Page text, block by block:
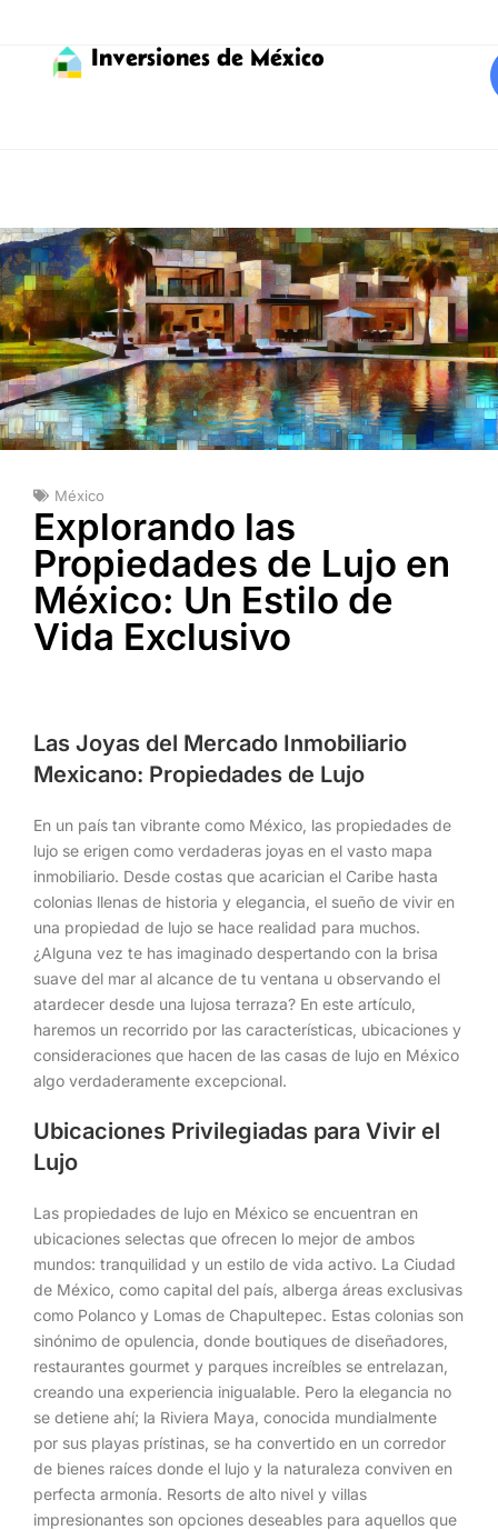
Inversiones de México
México
Explorando las
Propiedades de Lujo en
México: Un Estilo de
Vida Exclusivo
Las Joyas del Mercado Inmobiliario
Mexicano: Propiedades de Lujo
En un país tan vibrante como México, las propiedades de
lujo se erigen como verdaderas joyas en el vasto mapa
inmobiliario. Desde costas que acarician el Caribe hasta
colonias llenas de historia y elegancia, el sueño de vivir en
una propiedad de lujo se hace realidad para muchos.
¿Alguna vez te has imaginado despertando con la brisa
suave del mar al alcance de tu ventana u observando el
atardecer desde una lujosa terraza? En este artículo,
haremos un recorrido por las características, ubicaciones y
consideraciones que hacen de las casas de lujo en México
algo verdaderamente excepcional.
Ubicaciones Privilegiadas para Vivir el
Lujo
Las propiedades de lujo en México se encuentran en
ubicaciones selectas que ofrecen lo mejor de ambos
mundos: tranquilidad y un estilo de vida activo. La Ciudad
de México, como capital del país, alberga áreas exclusivas
como Polanco y Lomas de Chapultepec. Estas colonias son
sinónimo de opulencia, donde boutiques de diseñadores,
restaurantes gourmet y parques increíbles se entrelazan,
creando una experiencia inigualable. Pero la elegancia no
se detiene ahí; la Riviera Maya, conocida mundialmente
por sus playas prístinas, se ha convertido en un corredor
de bienes raíces donde el lujo y la naturaleza conviven en
perfecta armonía. Resorts de alto nivel y villas
impresionantes son opciones deseables para aquellos que